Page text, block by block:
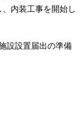
内装工事を開始し
設設置届出の準備